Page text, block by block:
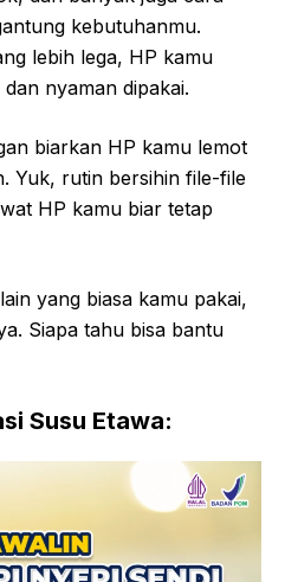
kebutuhanmu.
lebih lega, HP kamu
nyaman dipakai.
biarkan HP kamu lemot
Yuk, rutin bersihin file-file
HP kamu biar tetap
yang biasa kamu pakai,
Siapa tahu bisa bantu
Susu Etawa: